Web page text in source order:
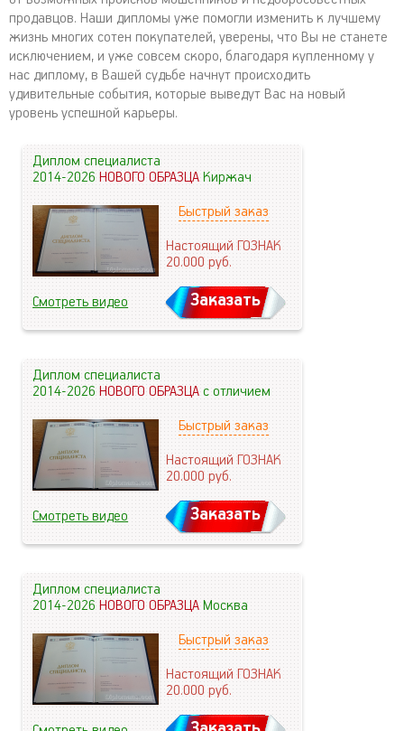
продавцов. Наши дипломы уже помогли изменить к лучшему
жизнь многих сотен покупателей, уверены, что Вы не станете
исключением, и уже совсем скоро, благодаря купленному у
нас диплому, в Вашей судьбе начнут происходить
удивительные события, которые выведут Вас на новый
уровень успешной карьеры.
Диплом специалиста
2014-2026НОВОГО ОБРАЗЦАКиржач
Быстрый заказ
Настоящий ГОЗНАК
20.000руб.
Смотреть видео Заказать
Диплом специалиста
2014-2026НОВОГО ОБРАЗЦАс отличием
Быстрый заказ
Настоящий ГОЗНАК
20.000руб.
Смотреть видео Заказать
Диплом специалиста
2014-2026НОВОГО ОБРАЗЦАМосква
Быстрый заказ
Настоящий ГОЗНАК
20.000руб.